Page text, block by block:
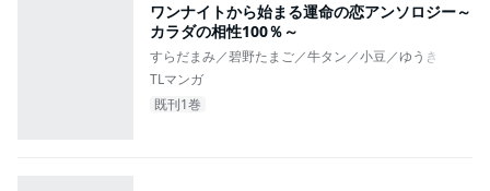
ワンナイトから始まる運命の恋アンソロジー～
カラダの相性100％～
すらだまみ／碧野たまご／牛タン／小豆／ゆうき飛鳥／
TLマンガ
既刊1巻